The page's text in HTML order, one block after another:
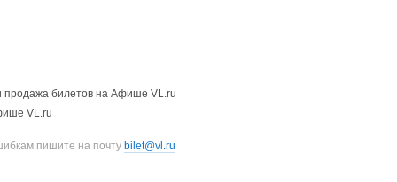
продажа билетов на Афише VL.ru
VL.ru
пишите на почту bilet@vl.ru